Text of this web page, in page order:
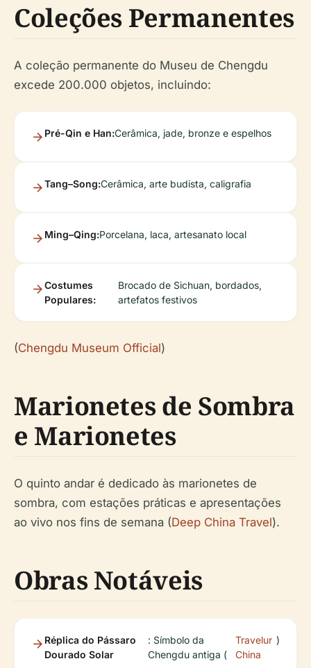
Coleções Permanentes
A coleção permanente do Museu de Chengdu
excede 200.000 objetos, incluindo:
Pré-Qin e Han:Cerâmica, jade, bronze e espelhos
Tang–Song:Cerâmica, arte budista, caligrafia
Ming–Qing:Porcelana, laca, artesanato local
Costumes
Populares:
Brocado de Sichuan, bordados,
artefatos festivos
(Chengdu Museum Official)
Marionetes de Sombra
e Marionetes
O quinto andar é dedicado às marionetes de
sombra, com estações práticas e apresentações
ao vivo nos fins de semana (Deep China Travel).
Obras Notáveis
Réplica do Pássaro
Dourado Solar
: Símbolo da
Chengdu antiga (
Travelur
China
)